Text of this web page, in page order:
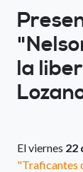
la
El viernes 22
"Traficantes